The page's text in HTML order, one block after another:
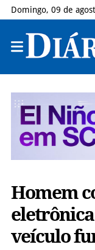
Domingo, 09 de
Homem
veículo